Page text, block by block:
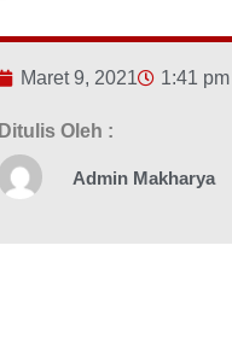
Maret 9, 2021 1:41 pm
Ditulis Oleh :
Admin Makharya